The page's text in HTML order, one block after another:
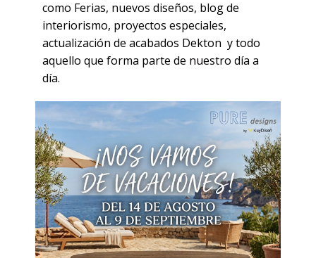
Click Here
como Ferias, nuevos diseños, blog de
interiorismo, proyectos especiales,
actualización de acabados Dekton y todo
aquello que forma parte de nuestro día a
día.